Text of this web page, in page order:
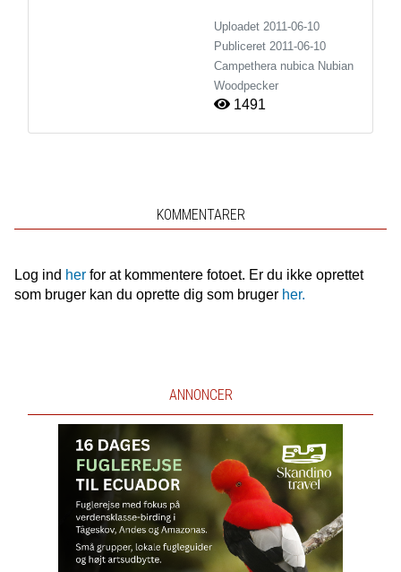
Uploadet 2011-06-10
Publiceret 2011-06-10
Campethera nubica Nubian
Woodpecker
1491
KOMMENTARER
Log ind herfor at kommentere fotoet. Er du ikke oprettet
som bruger kan du oprette dig som bruger her.
ANNONCER